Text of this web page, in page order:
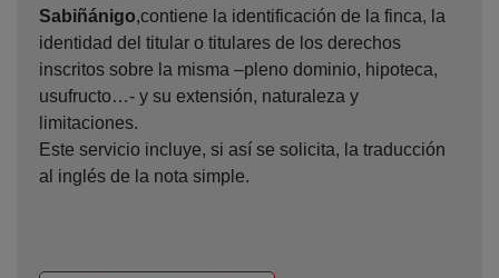
Sabiñánigo,contiene la identificación de la finca, la
identidad del titular o titulares de los derechos
inscritos sobre la misma –pleno dominio, hipoteca,
usufructo…- y su extensión, naturaleza y
limitaciones.
Este servicio incluye, si así se solicita, la traducción
al inglés de la nota simple.